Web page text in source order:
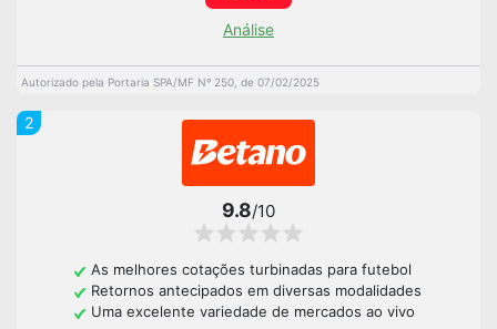
Análise
Autorizado pela Portaria SPA/MF Nº 250, de 07/02/2025
2
9.8/10
As melhores cotações turbinadas para futebol
Retornos antecipados em diversas modalidades
Uma excelente variedade de mercados ao vivo